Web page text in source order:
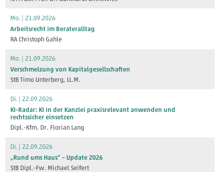
Mo. | 21.09.2026
Arbeitsrecht im Berateralltag
RA Christoph Gahle
Mo. | 21.09.2026
Verschmelzung von Kapitalgesellschaften
StB Timo Unterberg, LL.M.
Di. | 22.09.2026
KI-Radar: KI in der Kanzlei praxisrelevant anwenden und
rechtssicher einsetzen
Dipl.-Kfm. Dr. Florian Lang
Di. | 22.09.2026
„Rund ums Haus“ – Update 2026
StB Dipl.-Fw. Michael Seifert